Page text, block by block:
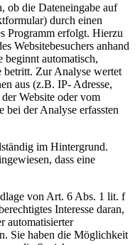
die Dateneingabe auf
durch einen
Programm erfolgt. Hierzu
Websitebesuchers anhand
beginnt automatisch,
betritt. Zur Analyse wertet
aus (z.B. IP- Adresse,
Website oder vom
bei der Analyse erfassten
im Hintergrund.
dass eine
von Art. 6 Abs. 1 lit. f
Interesse daran,
automatisierter
Sie haben die Möglichkeit